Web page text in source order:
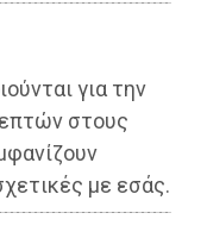
για την
στους
με εσάς.
Ραφήνα